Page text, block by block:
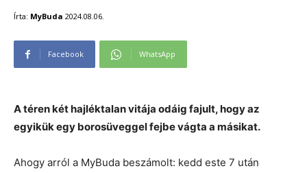
Írta: MyBuda 2024.08.06.
Facebook WhatsApp
A téren két hajléktalan vitája odáig fajult, hogy az
egyikük egy borosüveggel fejbe vágta a másikat.
Ahogy arról a MyBuda beszámolt: kedd este 7 után